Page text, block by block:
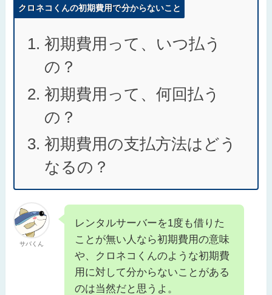
クロネコくんの初期費用で分からないこと
初期費用って、いつ払う
の？
初期費用って、何回払う
の？
初期費用の支払方法はどう
なるの？
サバくん
レンタルサーバーを1度も借りた
ことが無い人なら初期費用の意味
や、クロネコくんのような初期費
用に対して分からないことがある
のは当然だと思うよ。